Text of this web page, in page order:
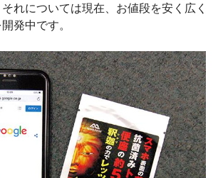
れについては現在、お値段を安く広く
発中です。